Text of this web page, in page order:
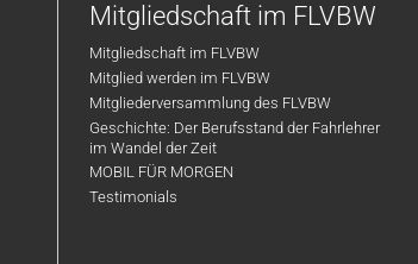
Mitgliedschaft im FLVBW
Mitgliedschaft im FLVBW
Mitglied werden im FLVBW
Mitgliederversammlung des FLVBW
Geschichte: Der Berufsstand der Fahrlehrer
im Wandel der Zeit
MOBIL FÜR MORGEN
Testimonials